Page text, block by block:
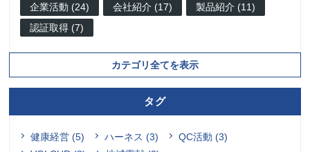
企業活動 (24) 会社紹介 (17)
製品紹介 (11)
認証取得 (7)
カテゴリ全てを表示
タグ
健康経営 (5) ハーネス (3)
QC活動 (3)